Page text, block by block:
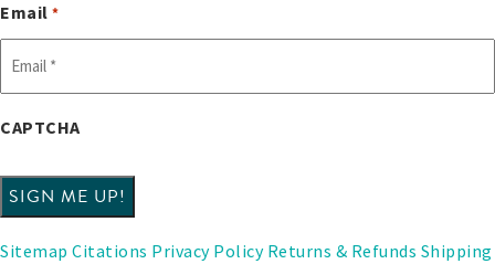
Email *
CAPTCHA
Sitemap Citations Privacy Policy Returns & Refunds Shipping